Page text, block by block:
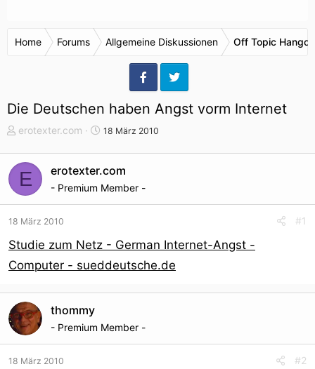
Home Forums Allgemeine Diskussionen Off Topic
Die Deutschen haben Angst vorm Internet
T
m
e
n
s
a
r
e
r
erotexter.com
S
r
t
d
u
m
18 März 2010
E erotexter.com
- Premium Member -
18 März 2010 #1
Studie zum Netz - German Internet-Angst -
Computer - sueddeutsche.de
thommy
- Premium Member -
18 März 2010 #2